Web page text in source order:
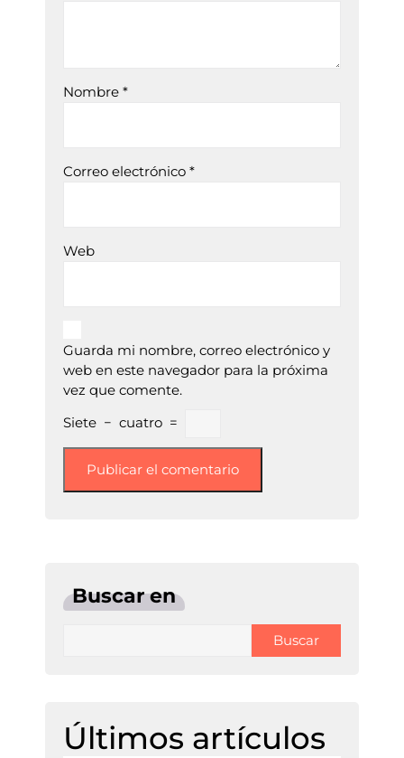
Nombre *
Correo electrónico *
Web
Guarda mi nombre, correo electrónico y
web en este navegador para la próxima
vez que comente.
Siete − cuatro =
Buscar en
Buscar
Últimos artículos